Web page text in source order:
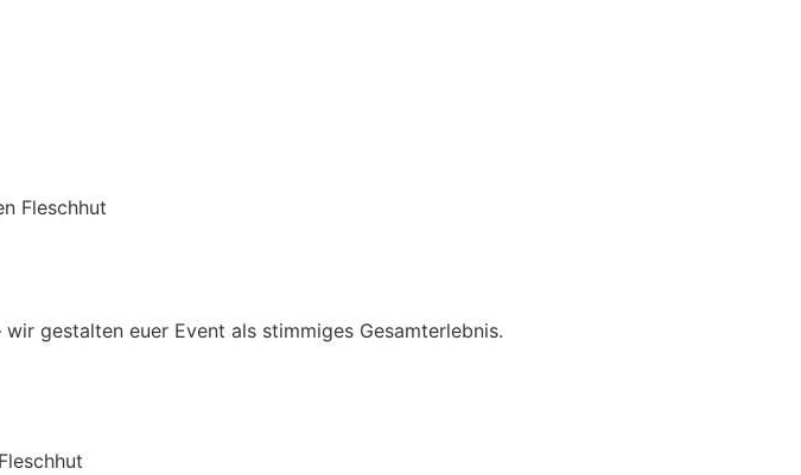
Fleschhut
gestalten euer Event als stimmiges Gesamterlebnis.